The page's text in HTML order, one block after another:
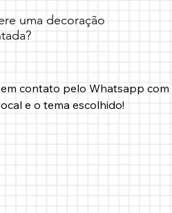
uma decoração
contato pelo Whatsapp com
e o tema escolhido!